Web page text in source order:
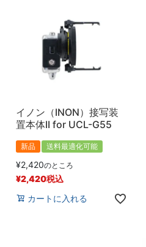
イノン（INON）接写装
置本体II for UCL-G55
新品 送料最適化可能
¥2,420のところ
¥2,420税込
カートに入れる